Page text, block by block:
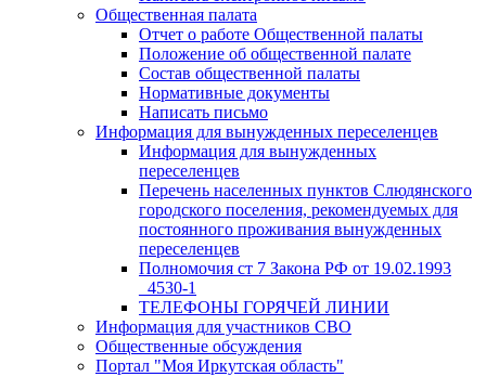
Общественная палата
Отчет о работе Общественной палаты
Положение об общественной палате
Состав общественной палаты
Нормативные документы
Написать письмо
Информация для вынужденных переселенцев
Информация для вынужденных
переселенцев
Перечень населенных пунктов Слюдянского
городского поселения, рекомендуемых для
постоянного проживания вынужденных
переселенцев
Полномочия ст 7 Закона РФ от 19.02.1993
_4530-1
ТЕЛЕФОНЫ ГОРЯЧЕЙ ЛИНИИ
Информация для участников СВО
Общественные обсуждения
Портал "Моя Иркутская область"